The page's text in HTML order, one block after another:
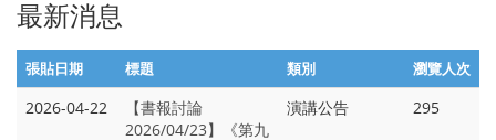
最新消息
張貼日期 標題 類別 瀏覽人次
2026-04-22
【書報討論
2026/04/23】《第九
演講公告 295